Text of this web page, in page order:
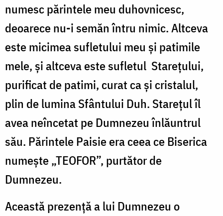
numesc părintele meu duhovnicesc,
deoarece nu-i semăn întru nimic. Altceva
este micimea sufletului meu şi patimile
mele, şi altceva este sufletul Stareţului,
purificat de patimi, curat ca şi cristalul,
plin de lumina Sfântului Duh. Stareţul îl
avea neîncetat pe Dumnezeu înlăuntrul
său. Părintele Paisie era ceea ce Biserica
numeşte „TEOFOR”, purtător de
Dumnezeu.
Această prezenţă a lui Dumnezeu o